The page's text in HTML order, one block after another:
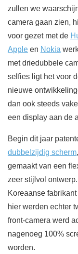
zullen we
camera gaan zien,
voor gezet met de
Apple en Nokia
met driedubbele
selfies ligt het voor
nieuwe
dan ook steeds
een display aan de
Begin dit jaar
dubbelzijdig scherm
gemaakt van een
zeer stijlvol
Koreaanse fabrikant
hier werden echter
front-camera werd
nagenoeg 100%
worden.